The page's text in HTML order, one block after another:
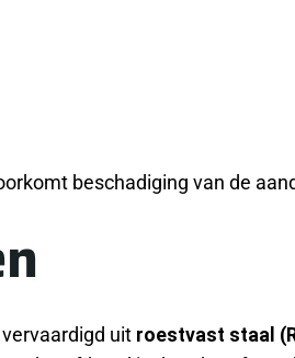
beschadiging van de
uit roestvast staal